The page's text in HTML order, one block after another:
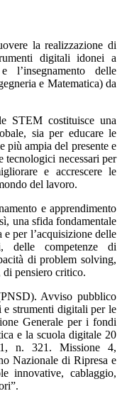
la realizzazione di
digitali idonei a
l’insegnamento delle
e Matematica) da
STEM costituisce una
sia per educare le
più ampia del presente e
tecnologici necessari per
e accrescere le
del lavoro.
e apprendimento
una sfida fondamentale
per l’acquisizione delle
delle competenze di
di problem solving,
di pensiero critico.
Avviso pubblico
strumenti digitali per le
Generale per i fondi
e la scuola digitale 20
n. 321. Missione 4,
Nazionale di Ripresa e
innovative, cablaggio,